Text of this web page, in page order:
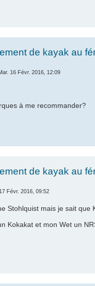
de kayak au
16 Févr. 2016, 12:09
à me recommander?
de kayak au
Févr. 2016, 09:52
Stohlquist mais je sait que
Kokakat et mon Wet un